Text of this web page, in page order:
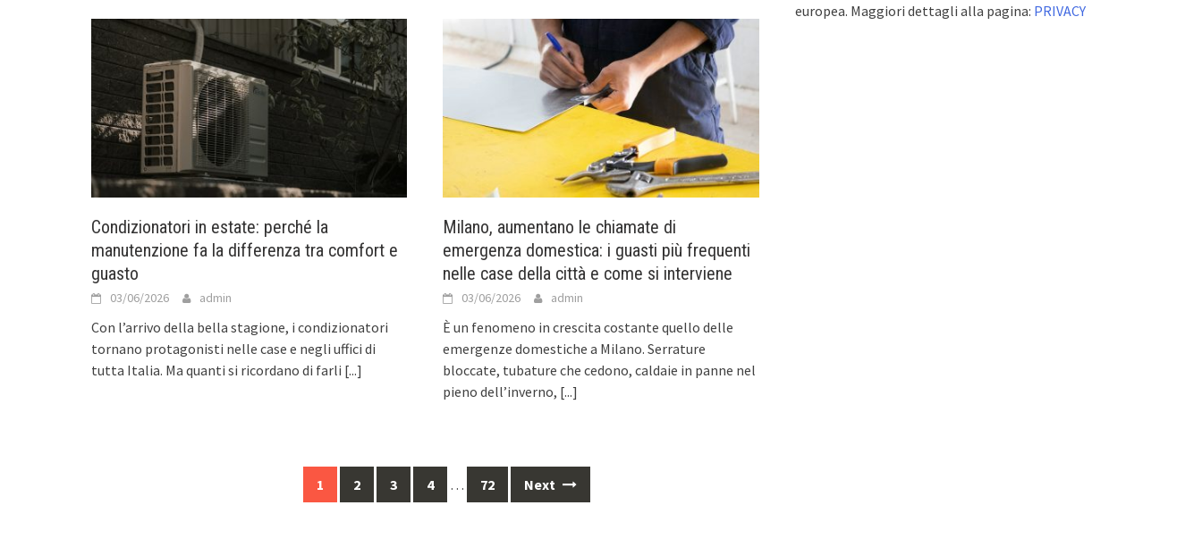
Condizionatori in estate: perché la
manutenzione fa la differenza tra comfort e
guasto
03/06/2026 admin
Con l’arrivo della bella stagione, i condizionatori
tornano protagonisti nelle case e negli uffici di
tutta Italia. Ma quanti si ricordano di farli [...]
Milano, aumentano le chiamate di
emergenza domestica: i guasti più frequenti
nelle case della città e come si interviene
03/06/2026 admin
È un fenomeno in crescita costante quello delle
emergenze domestiche a Milano. Serrature
bloccate, tubature che cedono, caldaie in panne nel
pieno dell’inverno, [...]
1 2 3 4 … 72 Next
europea. Maggiori dettagli alla pagina: PRIVACY